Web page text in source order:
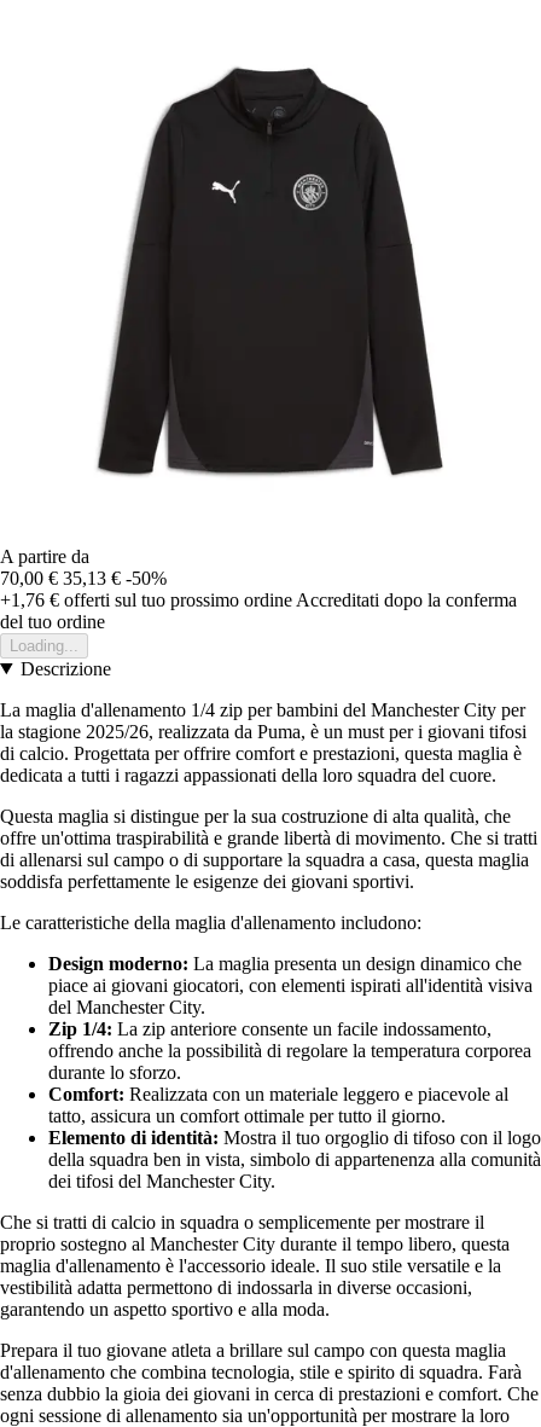
A partire da
70,00 € 35,13 € -50%
+1,76 € offerti sul tuo prossimo ordine Accreditati dopo la conferma
del tuo ordine
Loading...
Descrizione
La maglia d'allenamento 1/4 zip per bambini del Manchester City per
la stagione 2025/26, realizzata da Puma, è un must per i giovani tifosi
di calcio. Progettata per offrire comfort e prestazioni, questa maglia è
dedicata a tutti i ragazzi appassionati della loro squadra del cuore.
Questa maglia si distingue per la sua costruzione di alta qualità, che
offre un'ottima traspirabilità e grande libertà di movimento. Che si tratti
di allenarsi sul campo o di supportare la squadra a casa, questa maglia
soddisfa perfettamente le esigenze dei giovani sportivi.
Le caratteristiche della maglia d'allenamento includono:
Design moderno: La maglia presenta un design dinamico che
piace ai giovani giocatori, con elementi ispirati all'identità visiva
del Manchester City.
Zip 1/4: La zip anteriore consente un facile indossamento,
offrendo anche la possibilità di regolare la temperatura corporea
durante lo sforzo.
Comfort: Realizzata con un materiale leggero e piacevole al
tatto, assicura un comfort ottimale per tutto il giorno.
Elemento di identità: Mostra il tuo orgoglio di tifoso con il logo
della squadra ben in vista, simbolo di appartenenza alla comunità
dei tifosi del Manchester City.
Che si tratti di calcio in squadra o semplicemente per mostrare il
proprio sostegno al Manchester City durante il tempo libero, questa
maglia d'allenamento è l'accessorio ideale. Il suo stile versatile e la
vestibilità adatta permettono di indossarla in diverse occasioni,
garantendo un aspetto sportivo e alla moda.
Prepara il tuo giovane atleta a brillare sul campo con questa maglia
d'allenamento che combina tecnologia, stile e spirito di squadra. Farà
senza dubbio la gioia dei giovani in cerca di prestazioni e comfort. Che
ogni sessione di allenamento sia un'opportunità per mostrare la loro